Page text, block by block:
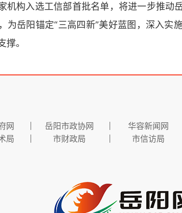
机构入选工信部首批名单，将进一步推动
为岳阳锚定“三高四新”美好蓝图，深入实
撑。
网 岳阳市政协网 华容新闻网
局
市财政局 市信访局